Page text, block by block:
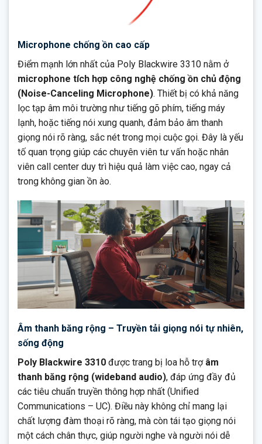
Microphone chống ồn cao cấp
Điểm mạnh lớn nhất của Poly Blackwire 3310 nằm ở
microphone tích hợp công nghệ chống ồn chủ động
(Noise-Canceling Microphone). Thiết bị có khả năng
lọc tạp âm môi trường như tiếng gõ phím, tiếng máy
lạnh, hoặc tiếng nói xung quanh, đảm bảo âm thanh
giọng nói rõ ràng, sắc nét trong mọi cuộc gọi. Đây là yếu
tố quan trọng giúp các chuyên viên tư vấn hoặc nhân
viên call center duy trì hiệu quả làm việc cao, ngay cả
trong không gian ồn ào.
Âm thanh băng rộng – Truyền tải giọng nói tự nhiên,
sống động
Poly Blackwire 3310 được trang bị loa hỗ trợ âm
thanh băng rộng (wideband audio), đáp ứng đầy đủ
các tiêu chuẩn truyền thông hợp nhất (Unified
Communications – UC). Điều này không chỉ mang lại
chất lượng đàm thoại rõ ràng, mà còn tái tạo giọng nói
một cách chân thực, giúp người nghe và người nói dễ